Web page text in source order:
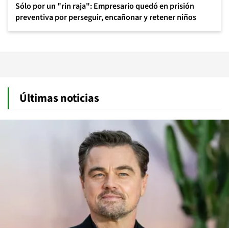
Sólo por un "rin raja": Empresario quedó en prisión
preventiva por perseguir, encañonar y retener niños
Últimas noticias